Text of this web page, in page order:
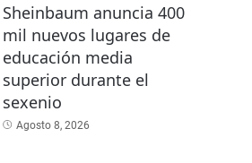
Sheinbaum anuncia 400
mil nuevos lugares de
educación media
superior durante el
sexenio
Agosto 8, 2026